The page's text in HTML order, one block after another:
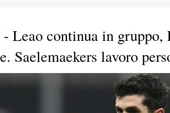
Leao continua in gruppo,
Saelemaekers lavoro